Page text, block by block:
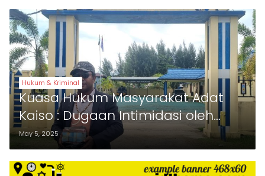
Hukum & Kriminal
Kuasa Hukum Masyarakat Adat
Kaiso : Dugaan Intimidasi oleh
Aparat dan Penolakan Titip Uang
di Polda Papua Barat Daya.
May 5, 2025